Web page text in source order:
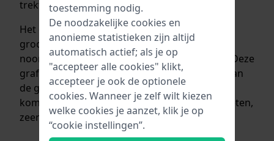
trektochten.
Het dubbellaagse LCD-scherm zorgt voor een
groot kompasdisplay met kleurgrafieken die
noord, zuid, oost en west duidelijk aangeven. Deze
grafieken volgen dynamisch de bewegingen van
de gebruiker in het veld, waardoor het digitale
kompas, dat 60 seconden lang continu kan meten,
zeer betrouwbaar is.
toestemming nodig.
De noodzakelijke cookies en
anonieme statistieken zijn altijd
automatisch actief; als je op
"accepteer alle cookies" klikt,
accepteer je ook de optionele
cookies. Wanneer je zelf wilt kiezen
welke cookies je aanzet, klik je op
“cookie instellingen”.